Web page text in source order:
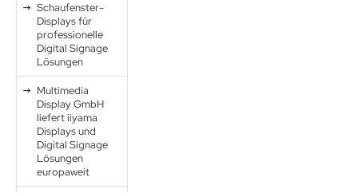
Schaufenster-
Displays für
professionelle
Digital Signage
Lösungen
Multimedia
Display GmbH
liefert iiyama
Displays und
Digital Signage
Lösungen
europaweit